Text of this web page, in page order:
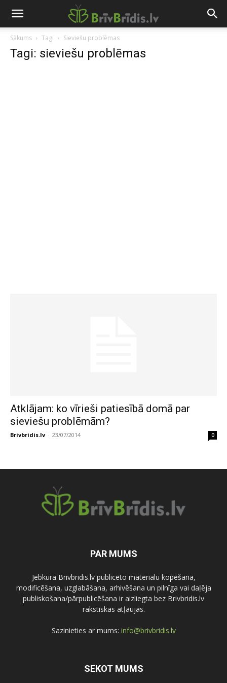
Sākums Tagi Sieviešu problēmas
Tagi: sieviešu problēmas
Atklājam: ko vīrieši patiesībā domā par
sieviešu problēmām?
Brivbridis.lv - 23/07/2014 0
PAR MUMS
Jebkura Brivbridis.lv publicēto materiālu kopēšana,
modificēšana, uzglabāšana, arhivēšana un pilnīga vai daļēja
publiskošana/pārpublicēšana ir aizliegta bez Brivbridis.lv
rakstiskas atļaujas.
Sazinieties ar mums: info@brivbridis.lv
SEKOT MUMS